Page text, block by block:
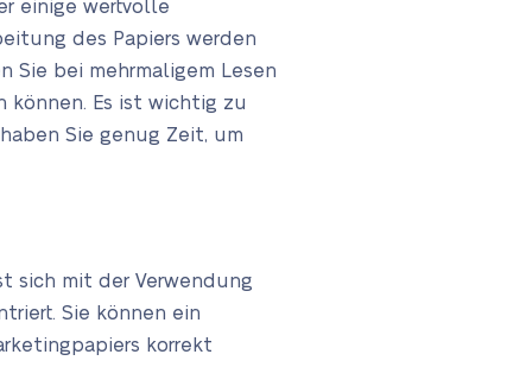
einige wertvolle
des Papiers werden
Sie bei mehrmaligem Lesen
können. Es ist wichtig zu
Sie genug Zeit, um
sich mit der Verwendung
Sie können ein
korrekt